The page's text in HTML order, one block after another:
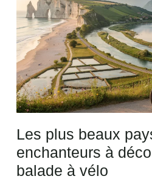
Les plus beaux
enchanteurs à
balade à vélo